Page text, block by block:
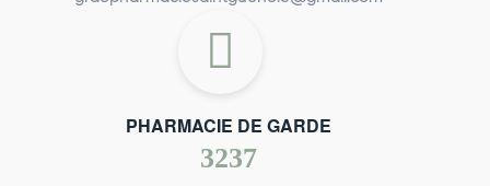
PHARMACIE DE GARDE
3237